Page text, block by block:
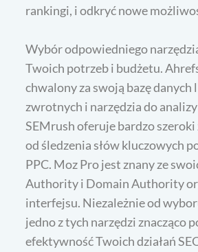
rankingi, i odkryć nowe
Wybór odpowiedniego
Twoich potrzeb i budżetu.
chwalony za swoją bazę danych
zwrotnych i narzędzia do
SEMrush oferuje bardzo szeroki
od śledzenia słów kluczowych
PPC. Moz Pro jest znany ze
Authority i Domain Authority
interfejsu. Niezależnie od
jedno z tych narzędzi znacząco
efektywność Twoich działań